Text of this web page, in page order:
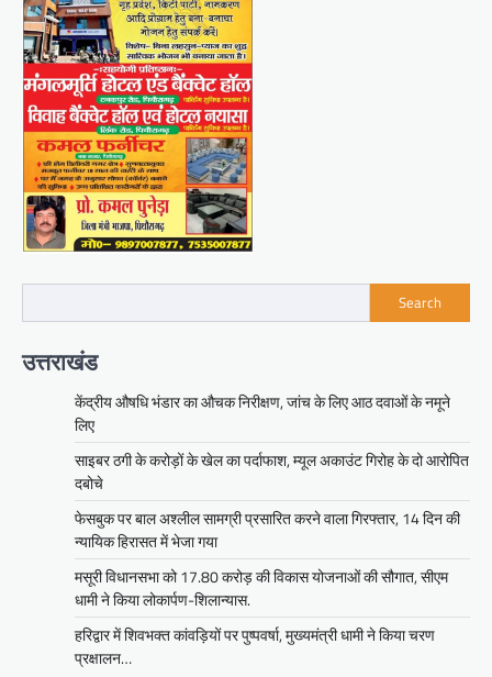
Search
उत्तराखंड
केंद्रीय औषधि भंडार का औचक निरीक्षण, जांच के लिए आठ दवाओं के नमूने
लिए
साइबर ठगी के करोड़ों के खेल का पर्दाफाश, म्यूल अकाउंट गिरोह के दो आरोपित
दबोचे
फेसबुक पर बाल अश्लील सामग्री प्रसारित करने वाला गिरफ्तार, 14 दिन की
न्यायिक हिरासत में भेजा गया
मसूरी विधानसभा को 17.80 करोड़ की विकास योजनाओं की सौगात, सीएम
धामी ने किया लोकार्पण-शिलान्यास.
हरिद्वार में शिवभक्त कांवड़ियों पर पुष्पवर्षा, मुख्यमंत्री धामी ने किया चरण
प्रक्षालन…